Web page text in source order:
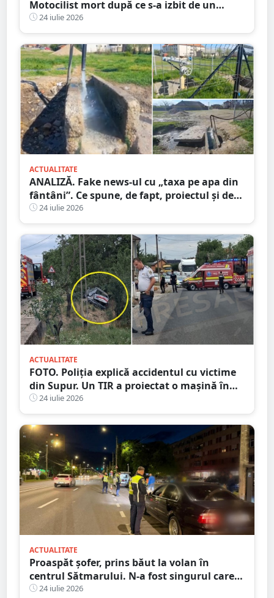
Motocilist mort după ce s-a izbit de un
copac și un microbuz
24 iulie 2026
ACTUALITATE
ANALIZĂ. Fake news-ul cu „taxa pe apa din
fântâni”. Ce spune, de fapt, proiectul și de
unde a pornit dezinformarea
24 iulie 2026
ACTUALITATE
FOTO. Poliția explică accidentul cu victime
din Supur. Un TIR a proiectat o mașină în
șanț24 iulie 2026
ACTUALITATE
Proaspăt șofer, prins băut la volan în
centrul Sătmarului. N-a fost singurul care a
călcat pe bec
24 iulie 2026